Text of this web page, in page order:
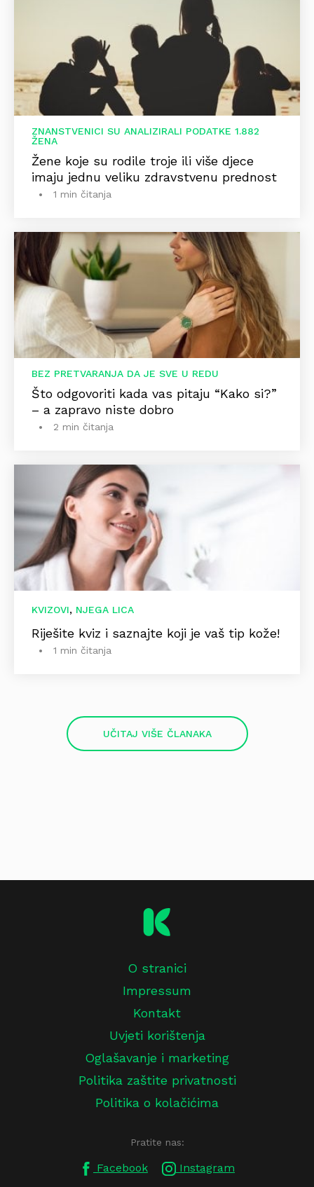
ZNANSTVENICI SU ANALIZIRALI PODATKE 1.882
ŽENA
Žene koje su rodile troje ili više djece
imaju jednu veliku zdravstvenu prednost
1 min čitanja
BEZ PRETVARANJA DA JE SVE U REDU
Što odgovoriti kada vas pitaju “Kako si?”
– a zapravo niste dobro
2 min čitanja
KVIZOVI, NJEGA LICA
Riješite kviz i saznajte koji je vaš tip kože!
1 min čitanja
UČITAJ VIŠE ČLANAKA
O stranici
Impressum
Kontakt
Uvjeti korištenja
Oglašavanje i marketing
Politika zaštite privatnosti
Politika o kolačićima
Pratite nas:
Facebook Instagram